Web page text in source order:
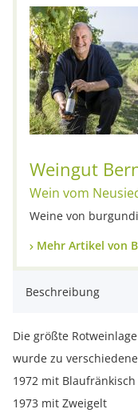
Weingut
Wein vom
Weine von
Mehr Artikel von
Beschreibung
Die größte
wurde zu
1972 mit Blaufränkisch
1973 mit Zweigelt